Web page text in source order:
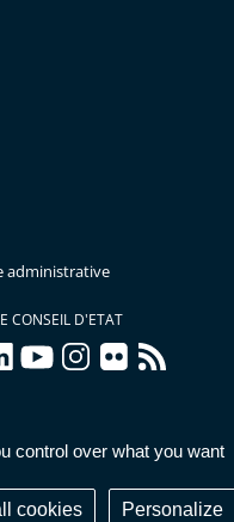
control over what you want
cookies Personalize
administrative
CONSEIL D'ETAT
youtubeinstagram
flickr rss
Données
-Accessibilité :